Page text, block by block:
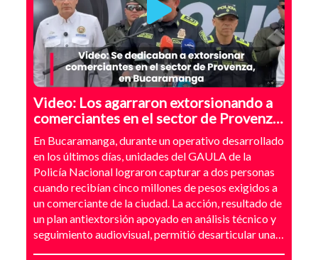
Video: Los agarraron extorsionando a
comerciantes en el sector de Provenza,
Bucaramanga
En Bucaramanga, durante un operativo desarrollado
en los últimos días, unidades del GAULA de la
Policía Nacional lograron capturar a dos personas
cuando recibían cinco millones de pesos exigidos a
un comerciante de la ciudad. La acción, resultado de
un plan antiextorsión apoyado en análisis técnico y
seguimiento audiovisual, permitió desarticular una